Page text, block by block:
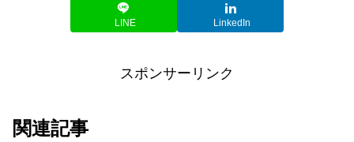
LINE LinkedIn
スポンサーリンク
関連記事